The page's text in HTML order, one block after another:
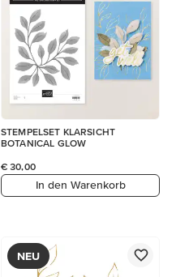
STEMPELSET KLARSICHT
BOTANICAL GLOW
€ 30,00
In den Warenkorb
NEU